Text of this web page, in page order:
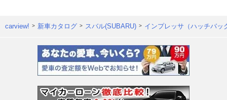
carview! 新車カタログ スバル(SUBARU) インプレッサ（ハッチバッ